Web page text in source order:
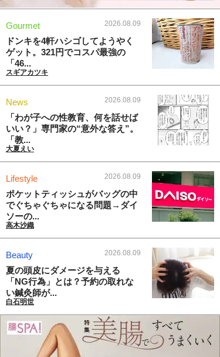
Gourmet 2026.08.09
ドンキを4軒ハシゴしてようやく
ゲット。321円でコスパ最強の
「46...
スギアカツキ
News 2026.08.09
「わが子への性教育、何を話せば
いい？」専門家の“意外な答え”。
「教...
大夏えい
Lifestyle 2026.08.09
ポケットティッシュがバッグの中
でぐちゃぐちゃになる問題→ダイ
ソーの...
高木沙織
Beauty 2026.08.09
夏の頭皮にダメージを与える
「NG行為」とは？予約の取れな
い鍼灸師が...
白石明世